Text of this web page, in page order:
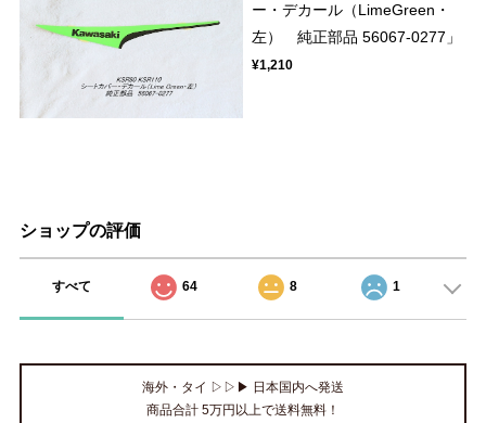
ー・デカール（LimeGreen・
左） 純正部品 56067-0277」
¥1,210
ショップの評価
すべて 64 8 1
海外・タイ ▷▷▶ 日本国内へ発送
商品合計 5万円以上で送料無料！